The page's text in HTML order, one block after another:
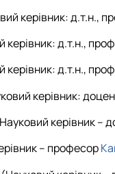
керівник: д.т.н.,
керівник: д.т.н.,
керівник: д.т.н.,
керівник:
керівник –
– професор